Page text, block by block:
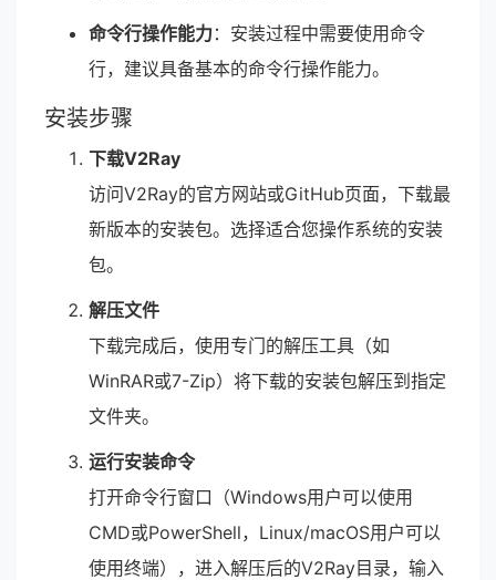
命令行操作能力：安装过程中需要使用命令
行，建议具备基本的命令行操作能力。
安装步骤
下载V2Ray
访问V2Ray的官方网站或GitHub页面，下载最
新版本的安装包。选择适合您操作系统的安装
包。
解压文件
下载完成后，使用专门的解压工具（如
WinRAR或7-Zip）将下载的安装包解压到指定
文件夹。
运行安装命令
打开命令行窗口（Windows用户可以使用
CMD或PowerShell，Linux/macOS用户可以
使用终端），进入解压后的V2Ray目录，输入